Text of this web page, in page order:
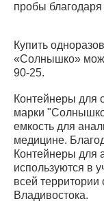
пробы благодаря
Купить
«Солнышко»
90-25.
Контейнеры для
марки
емкость для
медицине.
Контейнеры для
используются в
всей территории
Владивостока.